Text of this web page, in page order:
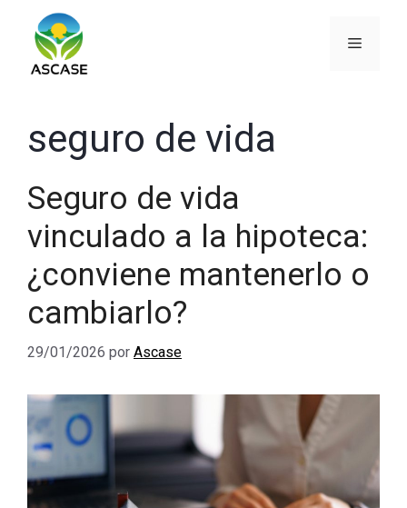
contenido
Menú
seguro de vida
Seguro de vida
vinculado a la hipoteca:
¿conviene mantenerlo o
cambiarlo?
29/01/2026 por Ascase